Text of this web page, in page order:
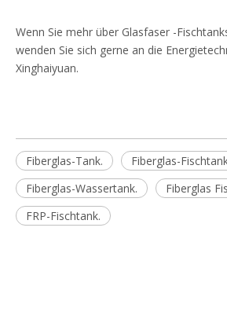
Wenn Sie mehr über Glasfaser -
wenden Sie sich gerne an die
Xinghaiyuan.
Fiberglas-Tank.
Fiberglas-
Fiberglas-Wassertank.
Fiberglas
FRP-Fischtank.